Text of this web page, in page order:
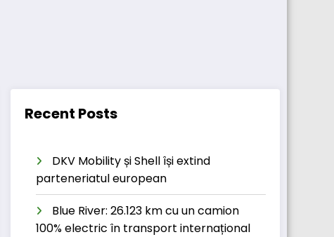
Recent Posts
DKV Mobility și Shell își extind
parteneriatul european
Blue River: 26.123 km cu un camion
100% electric în transport internațional